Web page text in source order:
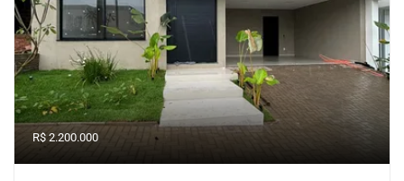
R$ 2.200.000